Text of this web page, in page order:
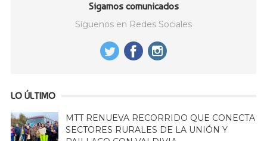
Sigamos comunicados
Síguenos en Redes Sociales
LO ÚLTIMO
MTT RENUEVA RECORRIDO QUE CONECTA
SECTORES RURALES DE LA UNIÓN Y